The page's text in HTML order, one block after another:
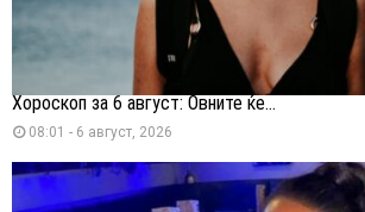
Хороскоп за 6 август: Овните ќе...
08:01 - 6 август, 2026